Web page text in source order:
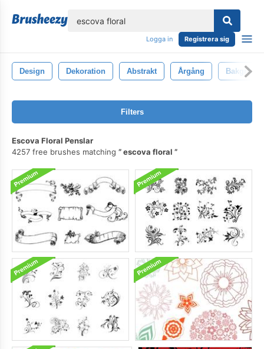
Logga in Registrera sig
Design Dekoration Abstrakt Årgång Bakgrund
Filters
Escova Floral Penslar
4257 free brushes matching
escova floral